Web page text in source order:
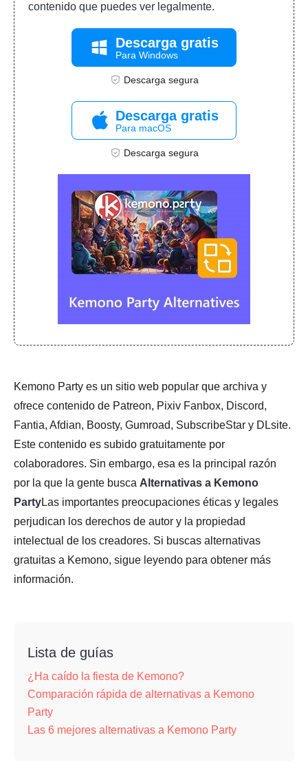
contenido que puedes ver legalmente.
Descarga gratis
Para Windows
Descarga segura
Descarga gratis
Para macOS
Descarga segura
Kemono Party es un sitio web popular que archiva y
ofrece contenido de Patreon, Pixiv Fanbox, Discord,
Fantia, Afdian, Boosty, Gumroad, SubscribeStar y DLsite.
Este contenido es subido gratuitamente por
colaboradores. Sin embargo, esa es la principal razón
por la que la gente busca Alternativas a Kemono
PartyLas importantes preocupaciones éticas y legales
perjudican los derechos de autor y la propiedad
intelectual de los creadores. Si buscas alternativas
gratuitas a Kemono, sigue leyendo para obtener más
información.
Lista de guías
¿Ha caído la fiesta de Kemono?
Comparación rápida de alternativas a Kemono
Party
Las 6 mejores alternativas a Kemono Party